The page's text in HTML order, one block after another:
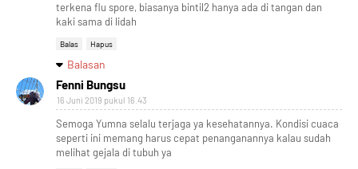
terkena flu spore, biasanya bintil2 hanya ada di tangan dan
kaki sama di lidah
Balas Hapus
Balasan
Fenni Bungsu
16 Juni 2019 pukul 16.43
Semoga Yumna selalu terjaga ya kesehatannya. Kondisi cuaca
seperti ini memang harus cepat penanganannya kalau sudah
melihat gejala di tubuh ya